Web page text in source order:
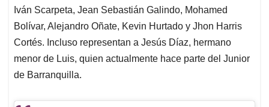
Iván Scarpeta, Jean Sebastián Galindo, Mohamed
Bolívar, Alejandro Oñate, Kevin Hurtado y Jhon Harris
Cortés. Incluso representan a Jesús Díaz, hermano
menor de Luis, quien actualmente hace parte del Junior
de Barranquilla.